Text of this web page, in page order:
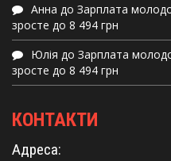
Анна до Зарплата
зросте до 8 494 грн
Юлія до Зарплата
зросте до 8 494 грн
КОНТАКТИ
Адреса: